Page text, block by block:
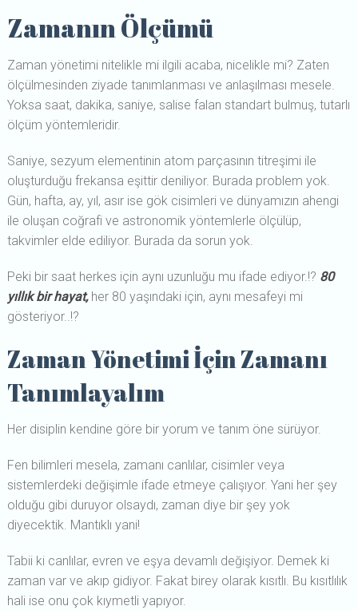
Zamanın Ölçümü
Zaman yönetimi nitelikle mi ilgili acaba, nicelikle mi? Zaten
ölçülmesinden ziyade tanımlanması ve anlaşılması mesele.
Yoksa saat, dakika, saniye, salise falan standart bulmuş, tutarlı
ölçüm yöntemleridir.
Saniye, sezyum elementinin atom parçasının titreşimi ile
oluşturduğu frekansa eşittir deniliyor. Burada problem yok.
Gün, hafta, ay, yıl, asır ise gök cisimleri ve dünyamızın ahengi
ile oluşan coğrafi ve astronomik yöntemlerle ölçülüp,
takvimler elde ediliyor. Burada da sorun yok.
Peki bir saat herkes için aynı uzunluğu mu ifade ediyor.!? 80
yıllık bir hayat, her 80 yaşındaki için, aynı mesafeyi mi
gösteriyor..!?
Zaman Yönetimi İçin Zamanı
Tanımlayalım
Her disiplin kendine göre bir yorum ve tanım öne sürüyor.
Fen bilimleri mesela, zamanı canlılar, cisimler veya
sistemlerdeki değişimle ifade etmeye çalışıyor. Yani her şey
olduğu gibi duruyor olsaydı, zaman diye bir şey yok
diyecektik. Mantıklı yani!
Tabii ki canlılar, evren ve eşya devamlı değişiyor. Demek ki
zaman var ve akıp gidiyor. Fakat birey olarak kısıtlı. Bu kısıtlılık
hali ise onu çok kıymetli yapıyor.